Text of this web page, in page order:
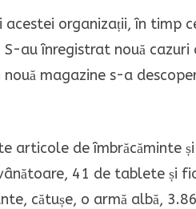
organizații, în timp
au înregistrat nouă cazuri
magazine s-a
articole de îmbrăcăminte și
41 de tablete și
cătușe, o armă albă,